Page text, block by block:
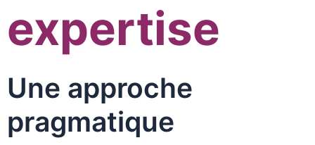
expertise
Une approche
pragmatique